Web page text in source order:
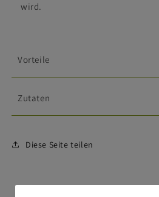
wird.
Vorteile
Zutaten
Diese Seite teilen